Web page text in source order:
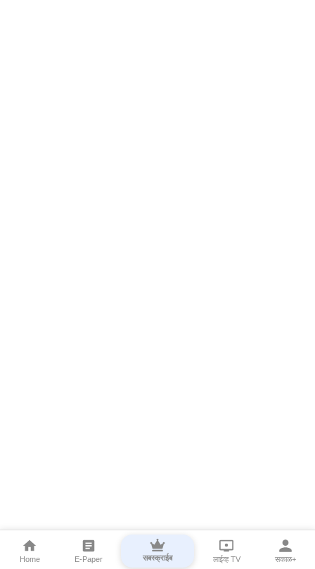
Home E-Paper सबस्क्राईब लाईव्ह TV सकाळ+